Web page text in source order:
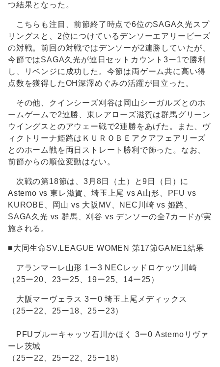
つ結果となった。
こちらも注目、前節終了時点で6位のSAGA久光スプ
リングスと、2位につけているデンソーエアリービーズ
の対戦。前回の対戦ではデンソーが2連勝していたが、
今節ではSAGA久光が連日セットカウント3ー1で勝利
し、リベンジに成功した。今節は両ゲーム共に高い得
点数を獲得したOH深澤めぐみの活躍が目立った。
その他、クインシーズ刈谷は岡山シーガルズとのホ
ームゲームで2連勝、東レアローズ滋賀は群馬グリーン
ウイングスとのアウェー戦で2連勝をあげた。また、ヴ
ィクトリーナ姫路はＫＵＲＯＢＥアクアフェアリーズ
とのホーム戦を両日ストレート勝利で飾った。なお、
前節からの順位変動はない。
次戦の第18節は、3月8日（土）と9日（日）に
Astemo vs 東レ滋賀、埼玉上尾 vs A山形、PFU vs
KUROBE、岡山 vs 大阪MV、NEC川崎 vs 姫路、
SAGA久光 vs 群馬、刈谷 vs デンソーの全7カードが実
施される。
■大同生命SV.LEAGUE WOMEN 第17節GAME1結果
アランマーレ山形 1ー3 NECレッドロケッツ川崎
（25ー20、23ー25、19ー25、14ー25）
大阪マーヴェラス 3ー0 埼玉上尾メディックス
（25ー22、25ー18、25ー23）
PFUブルーキャッツ石川かほく 3ー0 Astemoリヴァ
ーレ茨城
（25ー22、25ー22、25ー18）